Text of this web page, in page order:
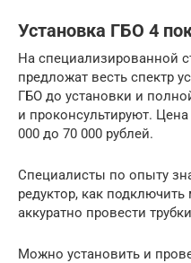
Установка ГБО 4
На специализированной
предложат весть спектр
ГБО до установки и
и проконсультируют.
000 до 70 000 рублей.
Специалисты по опыту
редуктор, как подключить
аккуратно провести
Можно установить и